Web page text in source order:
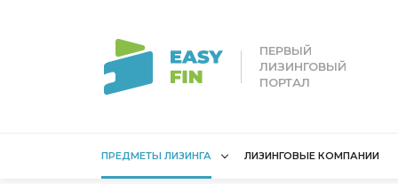
ПЕРВЫЙ
ЛИЗИНГОВЫЙ
ПОРТАЛ
ПРЕДМЕТЫ ЛИЗИНГА ЛИЗИНГОВЫЕ КОМПАНИИ